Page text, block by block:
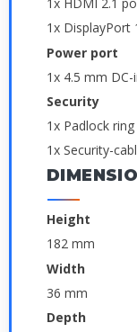
1x HDMI 2.1
1x DisplayPort
Power port
1x 4.5 mm
Security
1x Padlock ring
1x Security-
Height
182 mm
Width
36 mm
Depth